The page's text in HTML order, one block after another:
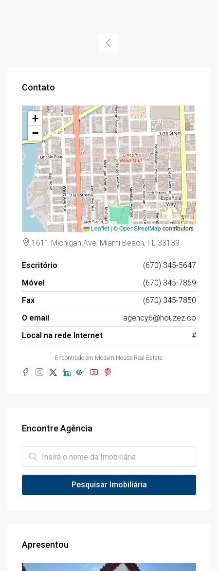
Contato
+
−
Leaflet|©OpenStreetMapcontributors
1611 Michigan Ave, Miami Beach, FL 33139
Escritório
(670) 345-5647
Móvel
(670) 345-7859
Fax
(670) 345-7850
O email
agency6@houzez.co
Local na rede Internet
#
Encontrado em Modern House Real Estate:
Encontre Agência
Pesquisar Imobiliária
Apresentou